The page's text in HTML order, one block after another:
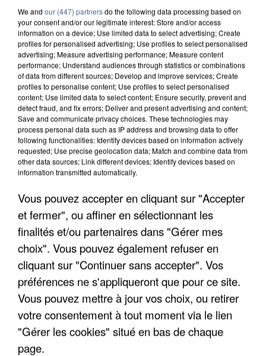
COULÉE DE BOUE EN HAUTE-SAVOIE
We and our (447) partnersdo the following data processing based on
your consent and/or our legitimate interest: Store and/or access
information on a device; Use limited data to select advertising; Create
profiles for personalised advertising; Use profiles to select personalised
advertising; Measure advertising performance; Measure content
performance; Understand audiences through statistics or combinations
of data from different sources; Develop and improve services; Create
profiles to personalise content; Use profiles to select personalised
content; Use limited data to select content; Ensure security, prevent and
detect fraud, and fix errors; Deliver and present advertising and content;
Save and communicate privacy choices. These technologies may
process personal data such as IP address and browsing data to offer
following functionalities: Identify devices based on information actively
requested; Use precise geolocation data; Match and combine data from
other data sources; Link different devices; Identify devices based on
information transmitted automatically.
Vous pouvez accepter en cliquant sur "Accepter
et fermer", ou affiner en sélectionnant les
finalités et/ou partenaires dans "Gérer mes
choix". Vous pouvez également refuser en
cliquant sur "Continuer sans accepter". Vos
préférences ne s'appliqueront que pour ce site.
Vous pouvez mettre à jour vos choix, ou retirer
votre consentement à tout moment via le lien
"Gérer les cookies" situé en bas de chaque
page.